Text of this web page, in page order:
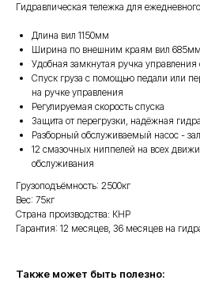
Гидравлическая тележка для
Длина вил 1150мм
Ширина по внешним краям вил 685мм
Удобная замкнутая ручка
Спуск груза с помощью педали или
на ручке управления
Регулируемая скорость спуска
Защита от перегрузки, надёжная
Разборный обслуживаемый насос -
12 смазочных ниппелей на всех
обслуживания
Грузоподъёмность: 2500кг
Вес: 75кг
Страна производства: КНР
Гарантия: 12 месяцев, 36 месяцев на
Также может быть полезно: